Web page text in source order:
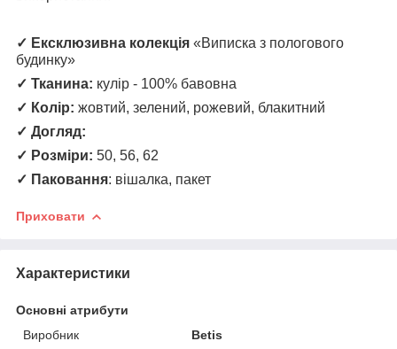
✓ Ексклюзивна колекція «Виписка з пологового
будинку»
✓ Тканина: кулір - 100% бавовна
✓ Колір: жовтий, зелений, рожевий, блакитний
✓ Догляд:
✓ Розміри: 50, 56, 62
✓ Паковання: вішалка, пакет
Приховати
Характеристики
Основні атрибути
Виробник
Betis